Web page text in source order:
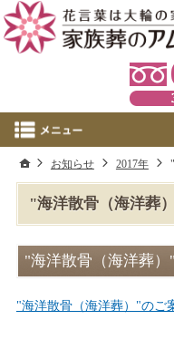
"海洋散骨（海洋葬
"海洋散骨（海洋葬）
"海洋散骨（海洋葬）"のご
ホーム
お知らせ 2017年